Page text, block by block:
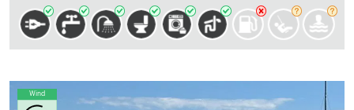
Wind